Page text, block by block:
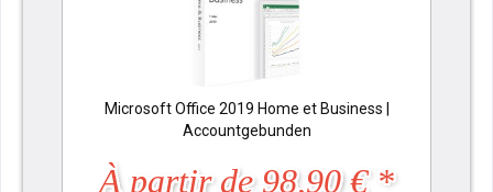
Microsoft Office 2019 Home et Business |
Accountgebunden
À partir de 98,90 € *